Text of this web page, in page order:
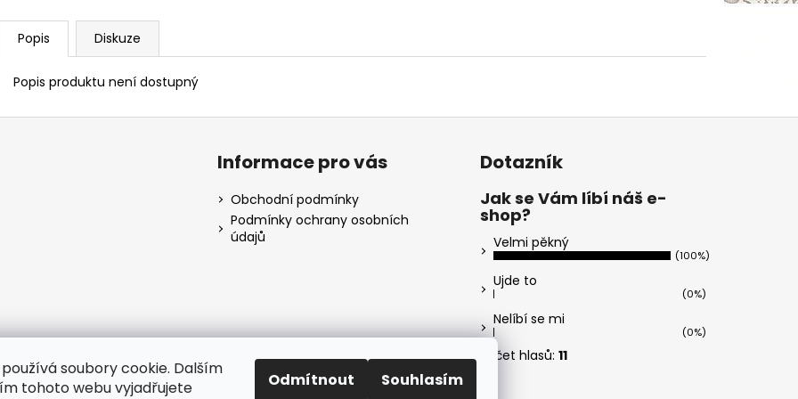
soubory cookie. Dalším
tohoto webu vyjadřujete
Odmítnout Souhlasím
Popis Diskuze
Popis produktu není dostupný
Informace pro vás
Obchodní podmínky
Podmínky ochrany osobních
údajů
Dotazník
Jak se Vám líbí náš e-
shop?
Velmi pěkný
(100%)
Ujde to
(0%)
Nelíbí se mi
(0%)
Počet hlasů: 11